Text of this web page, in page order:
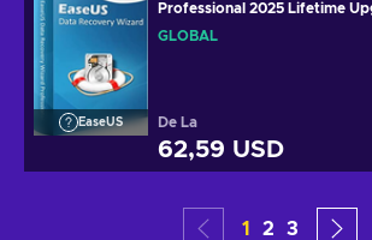
EaseUS
Professional 2025 Lifetime
Device Lifetime Key GLOBAL
GLOBAL
De La
62,59 USD
1 2 3